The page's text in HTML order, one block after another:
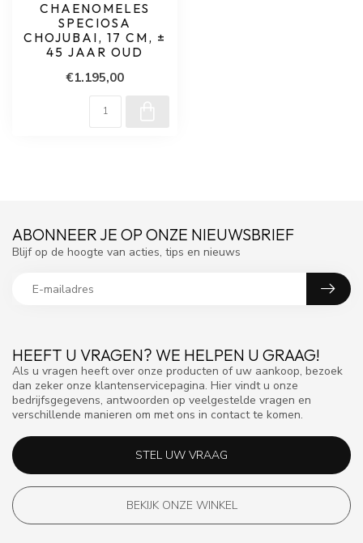
CHAENOMELES
SPECIOSA
CHOJUBAI, 17 CM, ±
45 JAAR OUD
€1.195,00
HEEFT U VRAGEN? WE HELPEN U GRAAG!
Als u vragen heeft over onze producten of uw aankoop, bezoek
dan zeker onze klantenservicepagina. Hier vindt u onze
bedrijfsgegevens, antwoorden op veelgestelde vragen en
verschillende manieren om met ons in contact te komen.
STEL UW VRAAG
BEKIJK ONZE WINKEL
ABONNEER JE OP ONZE NIEUWSBRIEF
Blijf op de hoogte van acties, tips en nieuws